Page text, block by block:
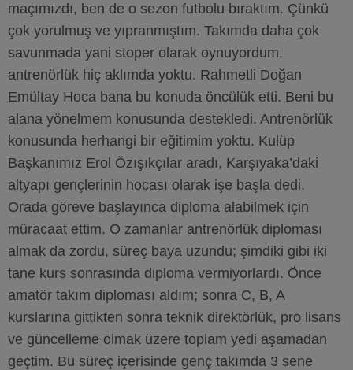
maçımızdı, ben de o sezon futbolu bıraktım. Çünkü
çok yorulmuş ve yıpranmıştım. Takımda daha çok
savunmada yani stoper olarak oynuyordum,
antrenörlük hiç aklımda yoktu. Rahmetli Doğan
Emültay Hoca bana bu konuda öncülük etti. Beni bu
alana yönelmem konusunda destekledi. Antrenörlük
konusunda herhangi bir eğitimim yoktu. Kulüp
Başkanımız Erol Özışıkçılar aradı, Karşıyaka’daki
altyapı gençlerinin hocası olarak işe başla dedi.
Orada göreve başlayınca diploma alabilmek için
müracaat ettim. O zamanlar antrenörlük diploması
almak da zordu, süreç baya uzundu; şimdiki gibi iki
tane kurs sonrasında diploma vermiyorlardı. Önce
amatör takım diploması aldım; sonra C, B, A
kurslarına gittikten sonra teknik direktörlük, pro lisans
ve güncelleme olmak üzere toplam yedi aşamadan
geçtim. Bu süreç içerisinde genç takımda 3 sene